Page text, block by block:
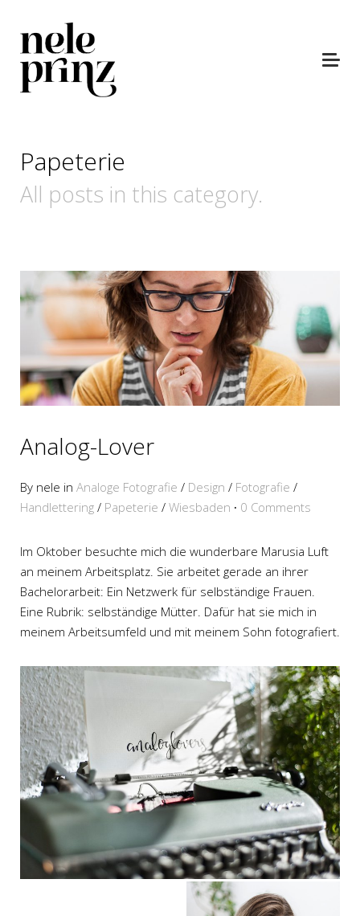
Papeterie
All posts in this category.
Analog-Lover
By nele in Analoge Fotografie / Design / Fotografie /
Handlettering / Papeterie / Wiesbaden · 0 Comments
Im Oktober besuchte mich die wunderbare Marusia Luft
an meinem Arbeitsplatz. Sie arbeitet gerade an ihrer
Bachelorarbeit: Ein Netzwerk für selbständige Frauen.
Eine Rubrik: selbständige Mütter. Dafür hat sie mich in
meinem Arbeitsumfeld und mit meinem Sohn fotografiert.